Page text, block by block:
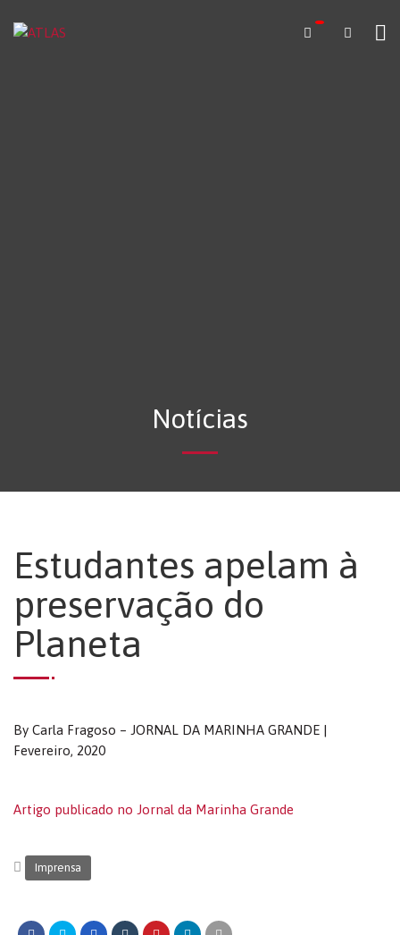
Notícias
Estudantes apelam à
preservação do
Planeta
By Carla Fragoso – JORNAL DA MARINHA GRANDE |
Fevereiro, 2020
Artigo publicado no Jornal da Marinha Grande
Imprensa